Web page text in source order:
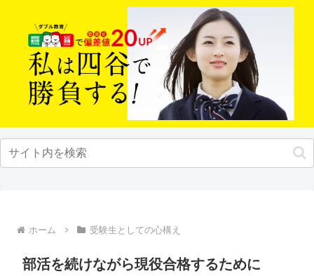
ホーム 受験生としての心構え
部活を続けながら現役合格するために